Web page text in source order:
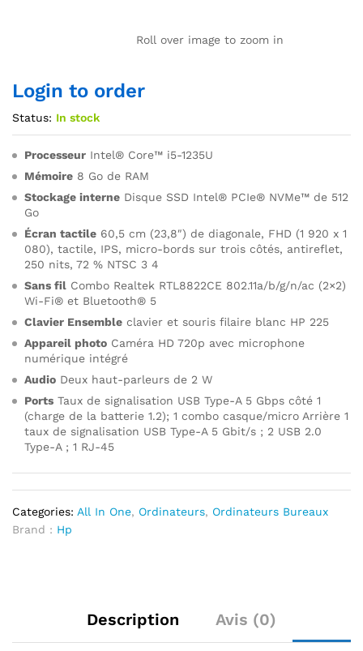
Roll over image to zoom in
Login to order
Status: In stock
Processeur Intel® Core™ i5-1235U
Mémoire 8 Go de RAM
Stockage interne Disque SSD Intel® PCIe® NVMe™ de 512
Go
Écran tactile 60,5 cm (23,8″) de diagonale, FHD (1 920 x 1
080), tactile, IPS, micro-bords sur trois côtés, antireflet,
250 nits, 72 % NTSC 3 4
Sans fil Combo Realtek RTL8822CE 802.11a/b/g/n/ac (2×2)
Wi-Fi® et Bluetooth® 5
Clavier Ensemble clavier et souris filaire blanc HP 225
Appareil photo Caméra HD 720p avec microphone
numérique intégré
Audio Deux haut-parleurs de 2 W
Ports Taux de signalisation USB Type-A 5 Gbps côté 1
(charge de la batterie 1.2); 1 combo casque/micro Arrière 1
taux de signalisation USB Type-A 5 Gbit/s ; 2 USB 2.0
Type-A ; 1 RJ-45
Categories: All In One, Ordinateurs, Ordinateurs Bureaux
Brand : Hp
Description Avis (0)